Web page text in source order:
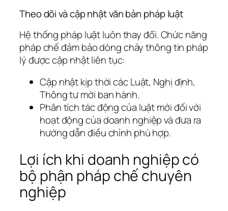
Theo dõi và cập nhật văn bản pháp luật
Hệ thống pháp luật luôn thay đổi. Chức năng
pháp chế đảm bảo dòng chảy thông tin pháp
lý được cập nhật liên tục:
Cập nhật kịp thời các Luật, Nghị định,
Thông tư mới ban hành.
Phân tích tác động của luật mới đối với
hoạt động của doanh nghiệp và đưa ra
hướng dẫn điều chỉnh phù hợp.
Lợi ích khi doanh nghiệp có
bộ phận pháp chế chuyên
nghiệp